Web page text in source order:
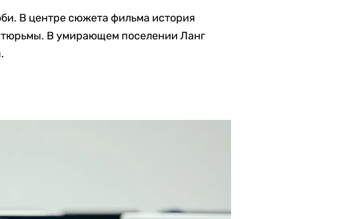
В центре сюжета фильма история
тюрьмы. В умирающем поселении Ланг